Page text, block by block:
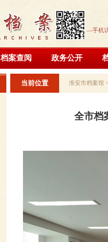
—手机
档案查阅 政务公开
当前位置 淮安市档案馆
全市档